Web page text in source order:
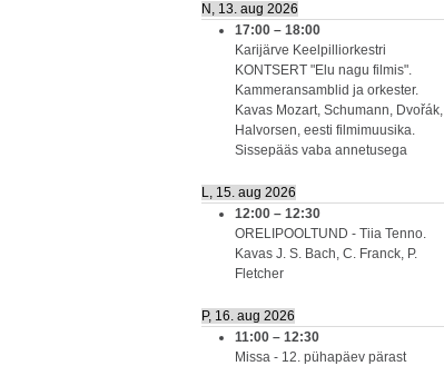
N, 13. aug 2026
17:00 – 18:00
Karijärve Keelpilliorkestri
KONTSERT "Elu nagu filmis".
Kammeransamblid ja orkester.
Kavas Mozart, Schumann, Dvořák,
Halvorsen, eesti filmimuusika.
Sissepääs vaba annetusega
L, 15. aug 2026
12:00 – 12:30
ORELIPOOLTUND - Tiia Tenno.
Kavas J. S. Bach, C. Franck, P.
Fletcher
P, 16. aug 2026
11:00 – 12:30
Missa - 12. pühapäev pärast